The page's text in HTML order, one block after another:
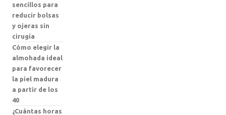
sencillos para
reducir bolsas
y ojeras sin
cirugía
Cómo elegir la
almohada ideal
para favorecer
la piel madura
a partir de los
40
¿Cuántas horas